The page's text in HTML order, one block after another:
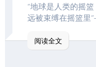
‌“地球是人类的摇
远被束缚在摇篮里
阅读全文